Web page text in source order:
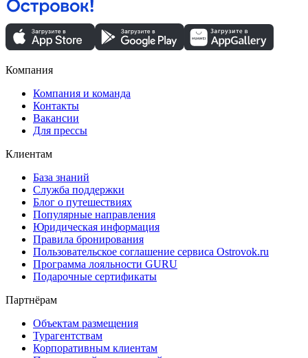
Компания
Компания и команда
Контакты
Вакансии
Для прессы
Клиентам
База знаний
Служба поддержки
Блог о путешествиях
Популярные направления
Юридическая информация
Правила бронирования
Пользовательское соглашение сервиса Ostrovok.ru
Программа лояльности GURU
Подарочные сертификаты
Партнёрам
Объектам размещения
Турагентствам
Корпоративным клиентам